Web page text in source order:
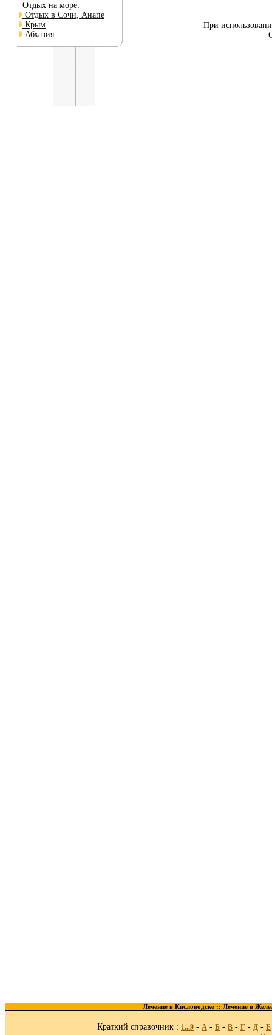
Отдых на море:
Отдых в Сочи, Анапе
Крым
Абхазия
При
Лечение в Кисловодске :: Лечение в
Краткий справочник : 1...9 - A - Б - В - Г - Д - Е